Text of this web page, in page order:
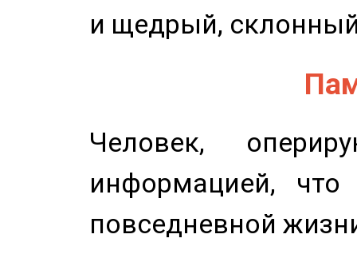
и щедрый,
Человек,
информацией,
повседневной